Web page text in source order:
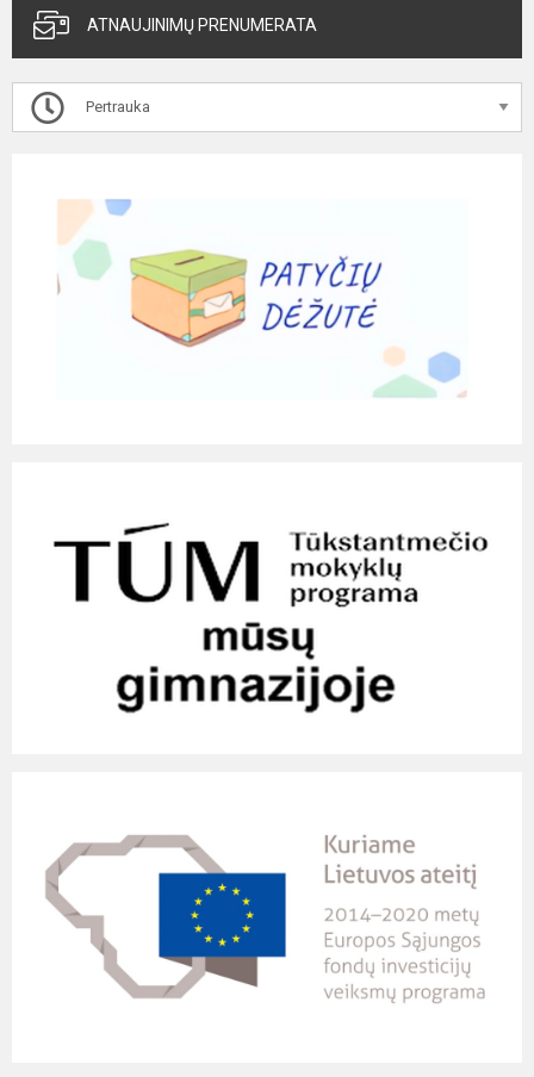
ATNAUJINIMŲ PRENUMERATA
Pertrauka